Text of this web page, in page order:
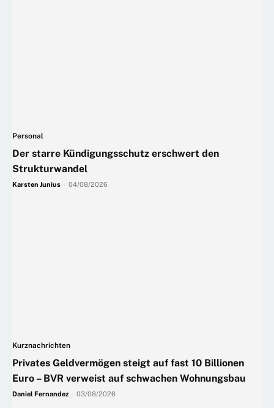
Personal
Der starre Kündigungsschutz erschwert den
Strukturwandel
Karsten Junius 04/08/2026
Kurznachrichten
Privates Geldvermögen steigt auf fast 10 Billionen
Euro – BVR verweist auf schwachen Wohnungsbau
Daniel Fernandez 03/08/2026